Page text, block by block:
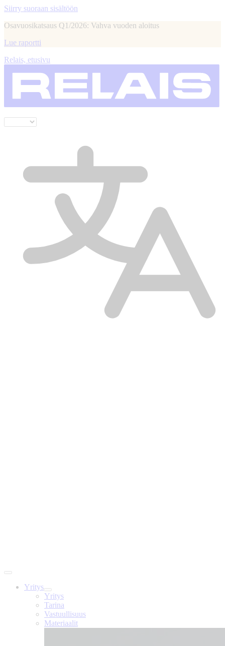
Siirry suoraan sisältöön
Osavuosikatsaus Q1/2026: Vahva vuoden aloitus
Lue raportti
Relais, etusivu
Yritys
Yritys
Tarina
Vastuullisuus
Materiaalit